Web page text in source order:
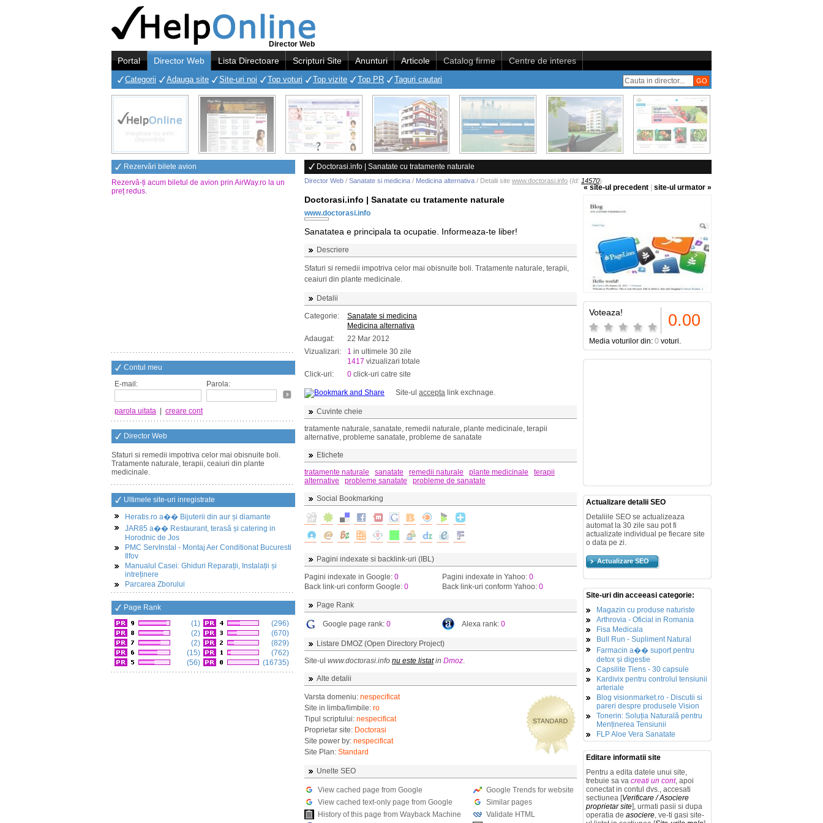
Director Web
Portal Director Web Lista Directoare Scripturi Site Anunturi Articole Catalog firme Centre de interes
Categorii Adauga site Site-uri noi Top voturi Top vizite Top PR Taguri cautari
Rezervări bilete avion
Rezervă-ți acum biletul de avion prin AirWay.ro la un
preț redus.
Contul meu
E-mail:
Parola:
parola uitata creare cont
Director Web
Sfaturi si remedii impotriva celor mai obisnuite boli.
Tratamente naturale, terapii, ceaiuri din plante
medicinale.
Ultimele site-uri inregistrate
Heratis.ro a�� Bijuterii din aur și diamante
JAR85 a�� Restaurant, terasă și catering in
Horodnic de Jos
PMC ServInstal - Montaj Aer Conditionat Bucuresti
Ilfov
Manualul Casei: Ghiduri Reparații, Instalații și
intreținere
Parcarea Zborului
Page Rank
(1)
(2)
(2)
(15)
(56)
(296)
(670)
(829)
(762)
(16735)
Doctorasi.info | Sanatate cu tratamente naturale
Director Web / Sanatate si medicina / Medicina alternativa / Detalii site www.doctorasi.info (Id: 14570)
« site-ul precedent site-ul urmator »
Doctorasi.info | Sanatate cu tratamente naturale
www.doctorasi.info
Sanatatea e principala ta ocupatie. Informeaza-te liber!
Descriere
Sfaturi si remedii impotriva celor mai obisnuite boli. Tratamente naturale, terapii,
ceaiuri din plante medicinale.
Detalii
Categorie:
Sanatate si medicina
Medicina alternativa
Adaugat:
22 Mar 2012
Vizualizari:
1 in ultimele 30 zile
1417 vizualizari totale
Click-uri:
0 click-uri catre site
Site-ul accepta link exchnage.
Cuvinte cheie
tratamente naturale, sanatate, remedii naturale, plante medicinale, terapii
alternative, probleme sanatate, probleme de sanatate
Etichete
tratamente naturale
sanatate remedii naturale plante medicinale
terapii
alternative
probleme sanatate probleme de sanatate
Social Bookmarking
Pagini indexate si backlink-uri (IBL)
Pagini indexate in Google: 0
Back link-uri conform Google: 0
Pagini indexate in Yahoo: 0
Back link-uri conform Yahoo: 0
Page Rank
Google page rank: 0 Alexa rank: 0
Listare DMOZ (Open Directory Project)
Site-ul www.doctorasi.info nu este listatin Dmoz.
Alte detalii
Varsta domeniu: nespecificat
Site in limba/limbile: ro
Tipul scriptului: nespecificat
Proprietar site: Doctorasi
Site power by: nespecificat
Site Plan: Standard
Unelte SEO
View cached page from Google
View cached text-only page from Google
History of this page from Wayback Machine
Google Trends for website
Similar pages
Validate HTML
Voteaza! 0.00
Media voturilor din: 0 voturi.
Actualizare detalii SEO
Detaliile SEO se actualizeaza
automat la 30 zile sau pot fi
actualizate individual pe fiecare site
o data pe zi.
Actualizare SEO
Site-uri din acceeasi categorie:
Magazin cu produse naturiste
Arthrovia - Oficial in Romania
Fisa Medicala
Bull Run - Supliment Natural
Farmacin a�� suport pentru
detox și digestie
Capsilite Tiens - 30 capsule
Kardivix pentru controlul tensiunii
arteriale
Blog visionmarket.ro - Discutii si
pareri despre produsele Vision
Tonerin: Soluția Naturală pentru
Menținerea Tensiunii
FLP Aloe Vera Sanatate
Editare informatii site
Pentru a edita datele unui site,
trebuie sa va creati un cont, apoi
conectat in contul dvs., accesati
sectiunea [Verificare / Asociere
proprietar site], urmati pasii si dupa
operatia de asociere, ve-ti gasi site-